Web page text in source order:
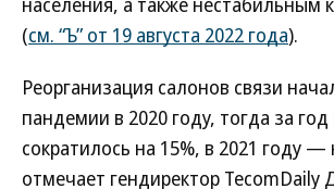
(см. “Ъ” от 19 августа 2022 года).
Реорганизация салонов связи
пандемии в 2020 году, тогда за
сократилось на 15%, в 2021 году —
отмечает гендиректор TecomDaily